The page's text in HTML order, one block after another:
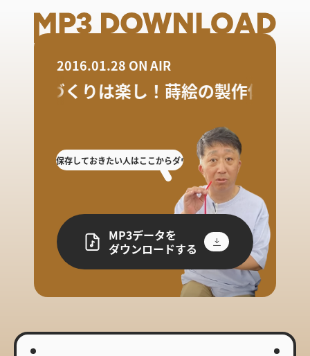
した人や保存しておきたい人はここからダウンロード! 放送を聴き逃した人や保
2016.01.28 ON AIR
ものづくりは楽し！蒔絵の製作体験
MP3データを
ダウンロードする